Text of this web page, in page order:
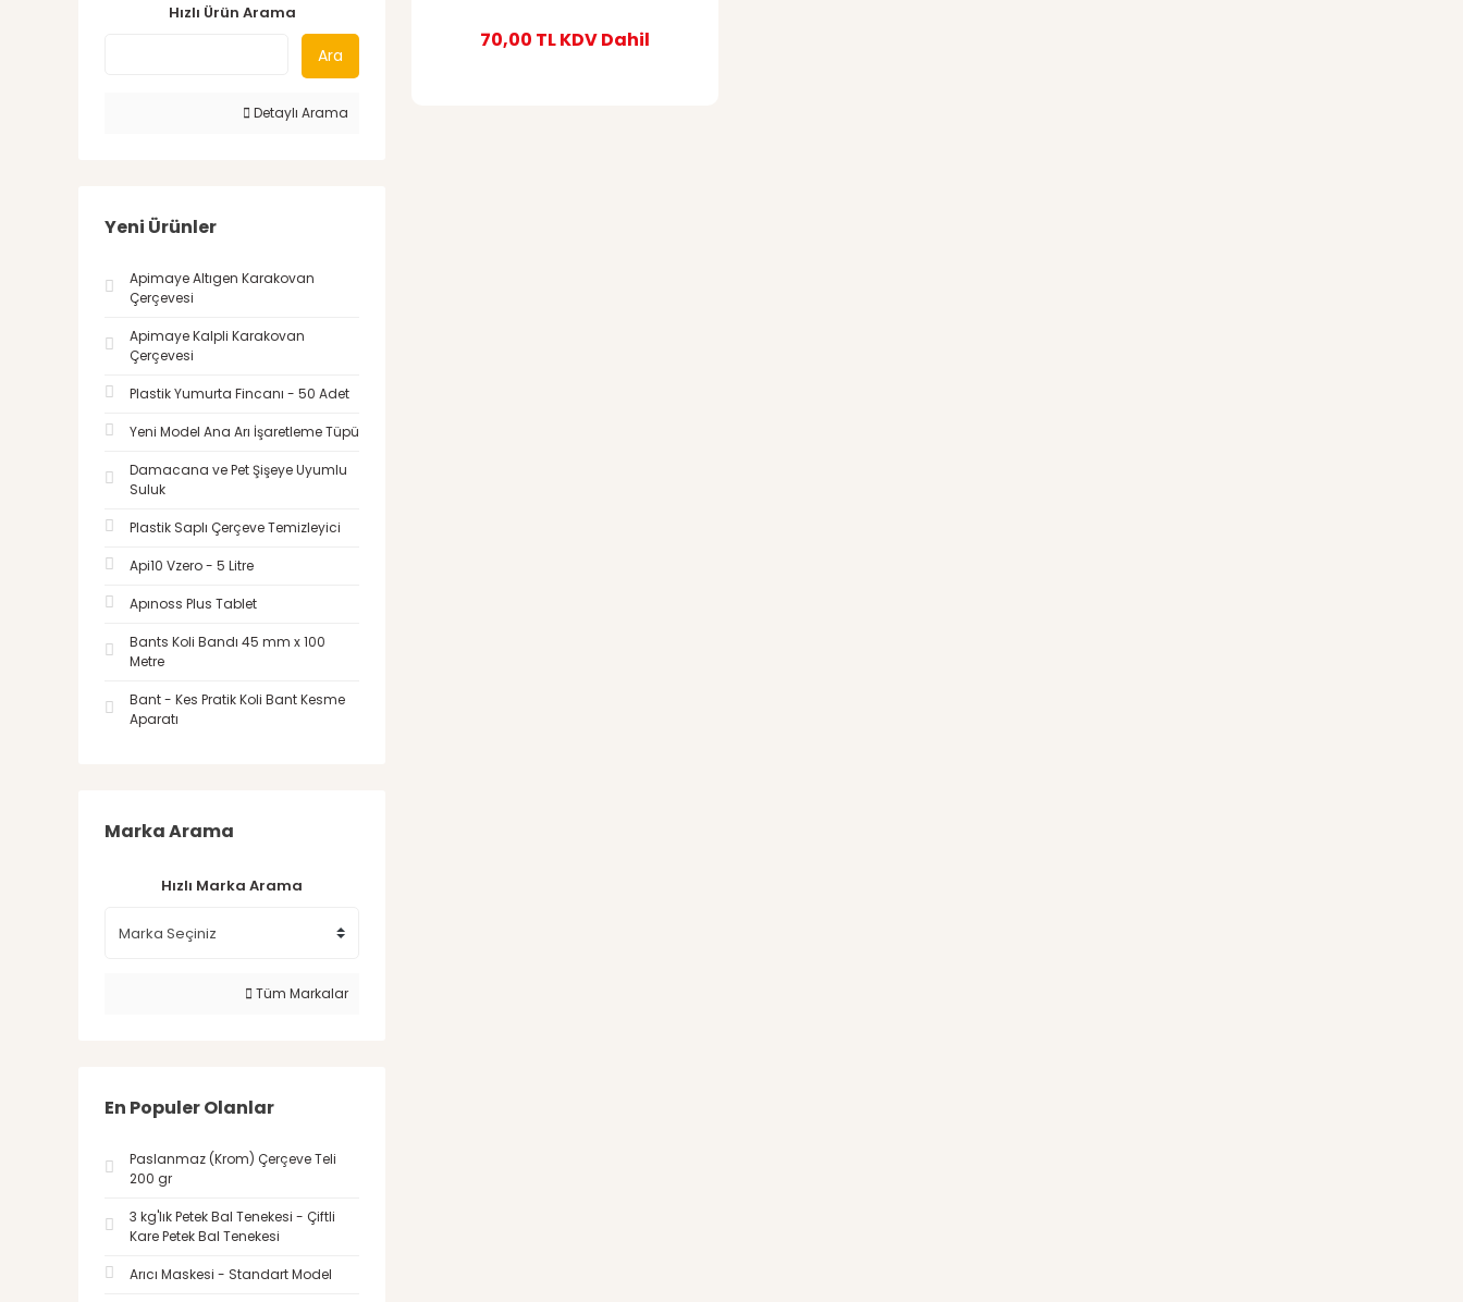
Hızlı Ürün Arama
Ara
Detaylı Arama
Yeni Ürünler
Apimaye Altıgen Karakovan
Çerçevesi
Apimaye Kalpli Karakovan
Çerçevesi
Plastik Yumurta Fincanı - 50 Adet
Yeni Model Ana Arı İşaretleme Tüpü
Damacana ve Pet Şişeye Uyumlu
Suluk
Plastik Saplı Çerçeve Temizleyici
Api10 Vzero - 5 Litre
Apınoss Plus Tablet
Bants Koli Bandı 45 mm x 100
Metre
Bant - Kes Pratik Koli Bant Kesme
Aparatı
Marka Arama
Hızlı Marka Arama
Tüm Markalar
En Populer Olanlar
Paslanmaz (Krom) Çerçeve Teli
200 gr
3 kg'lık Petek Bal Tenekesi - Çiftli
Kare Petek Bal Tenekesi
Arıcı Maskesi - Standart Model
70,00 TLKDV Dahil